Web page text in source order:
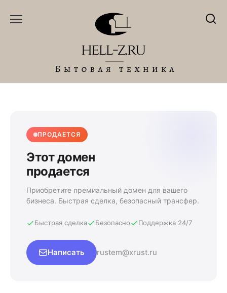
ПРОДАЕТСЯ
Этот домен
продается
Приобретите премиальный домен для вашего
бизнеса. Быстрая сделка, безопасный трансфер.
Быстрая сделка Безопасно Поддержка 24/7
Написать rustem@xrust.ru